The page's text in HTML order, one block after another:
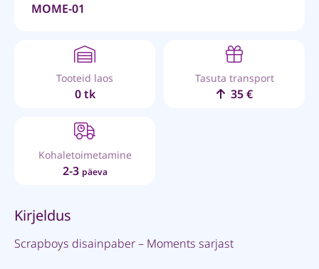
MOME-01
Tooteid laos
0 tk
Tasuta transport
35 €
Kohaletoimetamine
2-3 päeva
Kirjeldus
Scrapboys disainpaber – Moments sarjast